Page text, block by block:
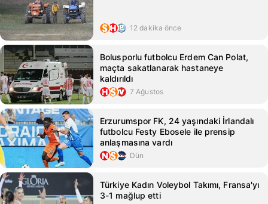
12 dakika önce
Bolusporlu futbolcu Erdem Can Polat,
maçta sakatlanarak hastaneye
kaldırıldı
7 Ağustos
Erzurumspor FK, 24 yaşındaki İrlandalı
futbolcu Festy Ebosele ile prensip
anlaşmasına vardı
Dün
Türkiye Kadın Voleybol Takımı, Fransa'yı
3-1 mağlup etti